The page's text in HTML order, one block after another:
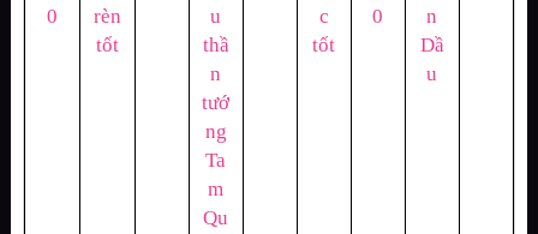
0
rèn
tốt
u
thầ
n
tướ
ng
Ta
m
Qu
c
tốt
0
n
Dầ
u